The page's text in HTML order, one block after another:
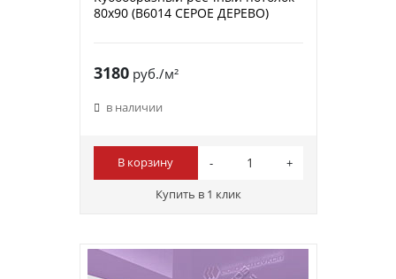
80х90 (B6014 СЕРОЕ ДЕРЕВО)
3180руб./м²
в наличии
В корзину
Купить в 1 клик